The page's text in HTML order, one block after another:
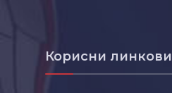
Корисни линкови